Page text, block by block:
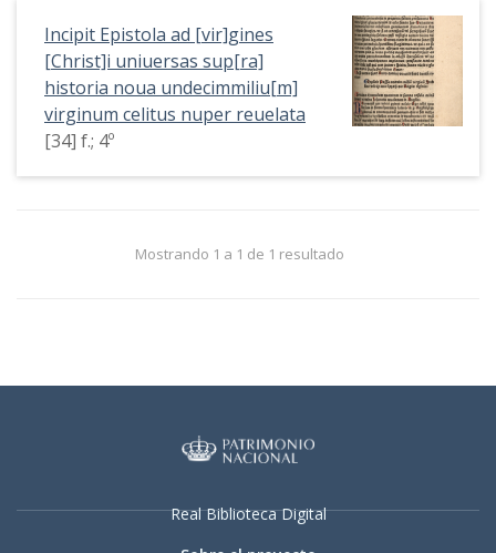
Incipit Epistola ad [vir]gines
[Christ]i uniuersas sup[ra]
historia noua undecimmiliu[m]
virginum celitus nuper reuelata
[34] f.; 4º
Mostrando 1 a 1 de 1 resultado
Real Biblioteca Digital